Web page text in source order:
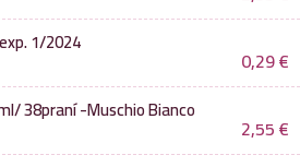
1/2024
0,29€
38praní -Muschio Bianco
2,55€